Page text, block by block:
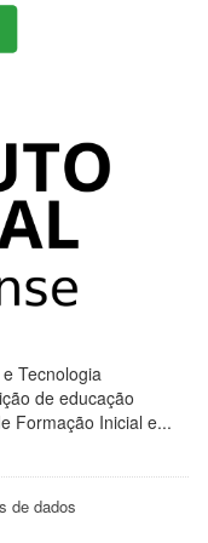
Tecnologia
de educação
Formação Inicial e...
de dados